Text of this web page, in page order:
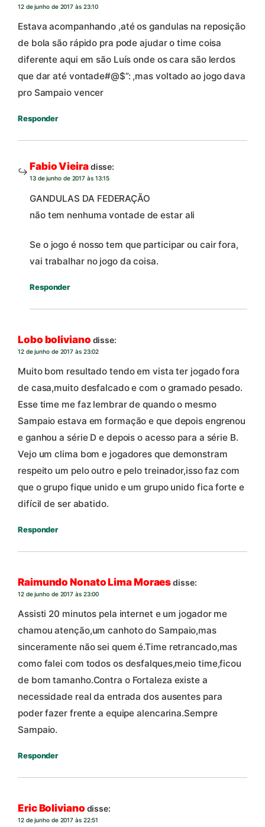
12 de junho de 2017 às 23:10
Estava acompanhando ,até os gandulas na reposição
de bola são rápido pra pode ajudar o time coisa
diferente aqui em são Luís onde os cara são lerdos
que dar até vontade#@$”: ,mas voltado ao jogo dava
pro Sampaio vencer
Responder
Fabio Vieiradisse:
13 de junho de 2017 às 13:15
GANDULAS DA FEDERAÇÃO
não tem nenhuma vontade de estar ali
Se o jogo é nosso tem que participar ou cair fora,
vai trabalhar no jogo da coisa.
Responder
Lobo boliviano disse:
12 de junho de 2017 às 23:02
Muito bom resultado tendo em vista ter jogado fora
de casa,muito desfalcado e com o gramado pesado.
Esse time me faz lembrar de quando o mesmo
Sampaio estava em formação e que depois engrenou
e ganhou a série D e depois o acesso para a série B.
Vejo um clima bom e jogadores que demonstram
respeito um pelo outro e pelo treinador,isso faz com
que o grupo fique unido e um grupo unido fica forte e
difícil de ser abatido.
Responder
Raimundo Nonato Lima Moraesdisse:
12 de junho de 2017 às 23:00
Assisti 20 minutos pela internet e um jogador me
chamou atenção,um canhoto do Sampaio,mas
sinceramente não sei quem é.Time retrancado,mas
como falei com todos os desfalques,meio time,ficou
de bom tamanho.Contra o Fortaleza existe a
necessidade real da entrada dos ausentes para
poder fazer frente a equipe alencarina.Sempre
Sampaio.
Responder
Eric Boliviano disse:
12 de junho de 2017 às 22:51